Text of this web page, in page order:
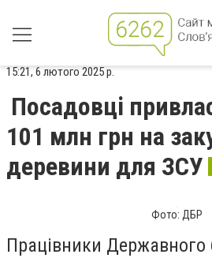
15:21, 6 лютого 2025 р.
Посадовці
101 млн грн на
деревини для ЗСУ
Фото: ДБР
Працівники